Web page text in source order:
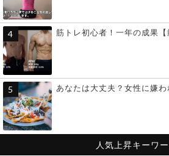
筋トレ初心者！一年の成果【
あなたは大丈夫？女性に嫌
人気上昇キーワ